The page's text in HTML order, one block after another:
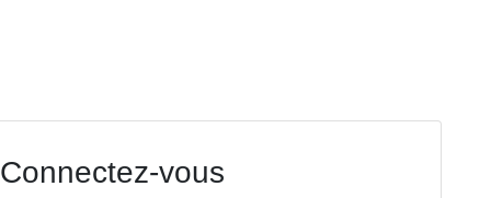
Connectez-vous